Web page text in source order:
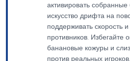
активировать
искусство дрифта на
поддерживать скорость
противников. Избегайте
банановые кожуры и
против реальных игроков.